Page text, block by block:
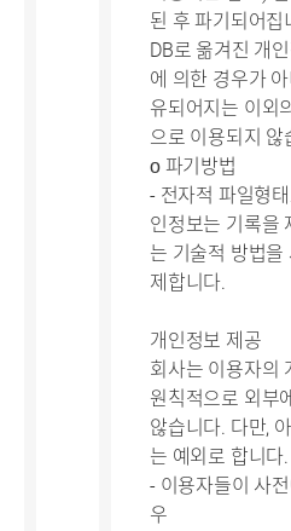
된 후 파기되어집
DB로 옮겨진 개
에 의한 경우가
유되어지는 이외
으로 이용되지 않
ο 파기방법
- 전자적 파일형
인정보는 기록을
는 기술적 방법을
제합니다.
개인정보 제공
회사는 이용자의
원칙적으로 외부
않습니다. 다만,
는 예외로 합니다.
- 이용자들이 사
우